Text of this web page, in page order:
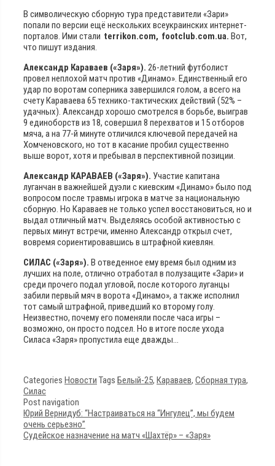
В символическую сборную тура представители «Зари»
попали по версии ещё нескольких всеукраинских интернет-
порталов. Ими стали terrikon.com, footclub.com.ua. Вот,
что пишут издания.
Александр Караваев («Заря»). 26-летний футболист
провел неплохой матч против «Динамо». Единственный его
удар по воротам соперника завершился голом, а всего на
счету Караваева 65 технико-тактических действий (52% –
удачных). Александр хорошо смотрелся в борьбе, выиграв
9 единоборств из 18, совершил 8 перехватов и 15 отборов
мяча, а на 77-й минуте отличился ключевой передачей на
Хомченовского, но тот в касание пробил существенно
выше ворот, хотя и пребывал в перспективной позиции.
Александр КАРАВАЕВ («Заря»). Участие капитана
луганчан в важнейшей дуэли с киевским «Динамо» было под
вопросом после травмы игрока в матче за национальную
сборную. Но Караваев не только успел восстановиться, но и
выдал отличный матч. Выделяясь особой активностью с
первых минут встречи, именно Александр открыл счет,
вовремя сориентировавшись в штрафной киевлян.
СИЛАС («Заря»). В отведенное ему время был одним из
лучших на поле, отлично отработал в полузащите «Зари» и
среди прочего подал угловой, после которого луганцы
забили первый мяч в ворота «Динамо», а также исполнил
тот самый штрафной, приведший ко второму голу.
Неизвестно, почему его поменяли после часа игры –
возможно, он просто подсел. Но в итоге после ухода
Силаса «Заря» пропустила еще дважды…
Categories Новости Tags Белый-25, Караваев, Сборная тура,
Силас
Post navigation
Юрий Вернидуб: “Настраиваться на “Ингулец”, мы будем
очень серьезно”
Судейское назначение на матч «Шахтёр» – «Заря»